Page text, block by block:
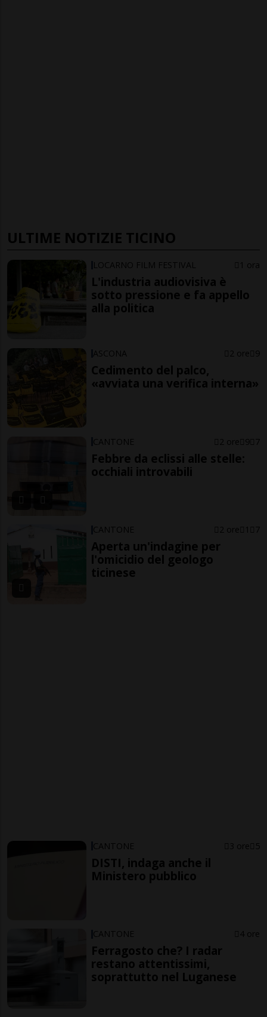
ULTIME NOTIZIE TICINO
LOCARNO FILM FESTIVAL 1 ora
L'industria audiovisiva è
sotto pressione e fa appello
alla politica
ASCONA 2 ore 9
Cedimento del palco,
«avviata una verifica interna»
CANTONE 2 ore 9 7
Febbre da eclissi alle stelle:
occhiali introvabili
CANTONE 2 ore 1 7
Aperta un'indagine per
l'omicidio del geologo
ticinese
CANTONE 3 ore 5
DISTI, indaga anche il
Ministero pubblico
CANTONE 4 ore
Ferragosto che? I radar
restano attentissimi,
soprattutto nel Luganese